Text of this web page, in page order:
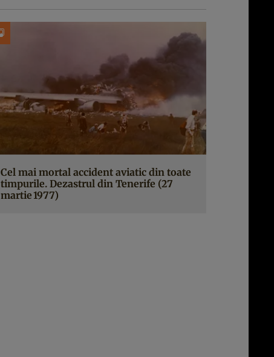
Cel mai mortal accident aviatic din toate
timpurile. Dezastrul din Tenerife (27
martie 1977)